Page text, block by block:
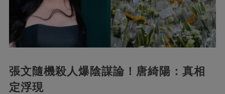
張文隨機殺人爆陰謀論！唐綺陽：真相
定浮現